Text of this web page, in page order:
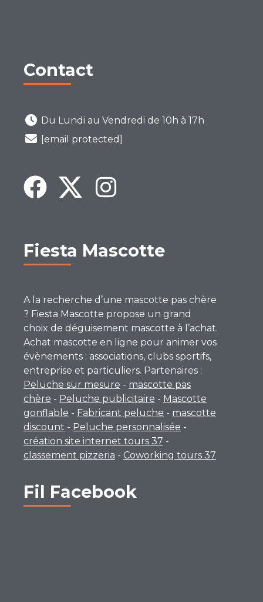
Contact
Du Lundi au Vendredi de 10h à 17h
[email protected]
Fiesta Mascotte
A la recherche d’une mascotte pas chère
? Fiesta Mascotte propose un grand
choix de déguisement mascotte à l’achat.
Achat mascotte en ligne pour animer vos
évènements : associations, clubs sportifs,
entreprise et particuliers. Partenaires :
Peluche sur mesure - mascotte pas
chère - Peluche publicitaire - Mascotte
gonflable - Fabricant peluche - mascotte
discount - Peluche personnalisée -
création site internet tours 37 -
classement pizzeria - Coworking tours 37
Fil Facebook